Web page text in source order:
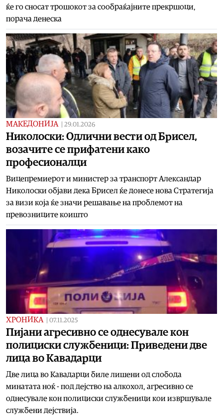
ќе го сносат трошокот за сообраќајните прекршоци,
порача денеска
МАКЕДОНИЈА 29.01.2026
Николоски: Одлични вести од Брисел,
возачите се прифатени како
професионалци
Вицепремиерот и министер за транспорт Александар
Николоски објави дека Брисел ќе донесе нова Стратегија
за визи која ќе значи решавање на проблемот на
превозниците коишто
ХРОНИКА 07.11.2025
Пијани агресивно се однесувале кон
полициски службеници: Приведени две
лица во Кавадарци
Две лица во Кавадарци биле лишени од слобода
минатата ноќ - под дејство на алкохол, агресивно се
однесувале кон полициски службеници кои извршувале
службени дејствија.